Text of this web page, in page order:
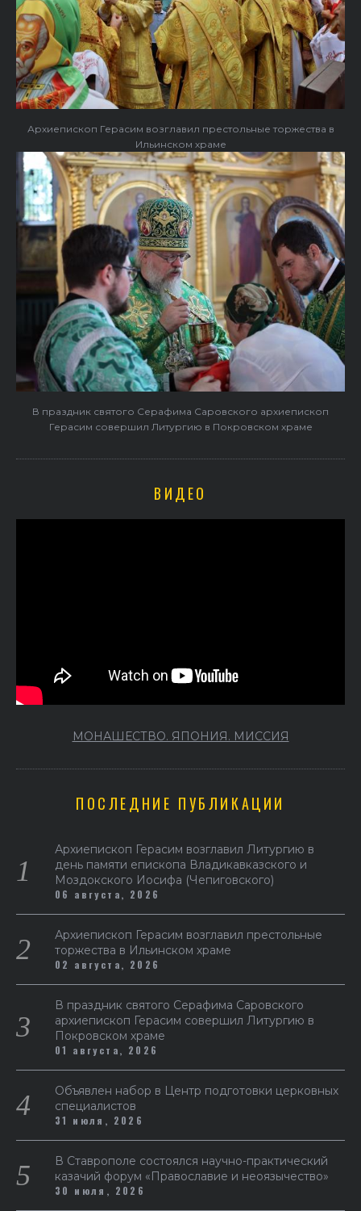
Архиепископ Герасим возглавил престольные торжества в
Ильинском храме
В праздник святого Серафима Саровского архиепископ
Герасим совершил Литургию в Покровском храме
ВИДЕО
МОНАШЕСТВО. ЯПОНИЯ. МИССИЯ
ПОСЛЕДНИЕ ПУБЛИКАЦИИ
Архиепископ Герасим возглавил Литургию в
день памяти епископа Владикавказского и
Моздокского Иосифа (Чепиговского)
06 августа, 2026
Архиепископ Герасим возглавил престольные
торжества в Ильинском храме
02 августа, 2026
В праздник святого Серафима Саровского
архиепископ Герасим совершил Литургию в
Покровском храме
01 августа, 2026
Объявлен набор в Центр подготовки церковных
специалистов
31 июля, 2026
В Ставрополе состоялся научно-практический
казачий форум «Православие и неоязычество»
30 июля, 2026